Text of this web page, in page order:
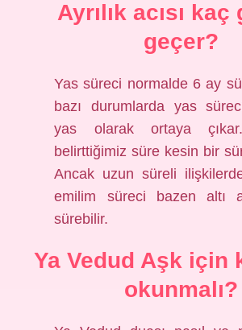
Ayrılık acısı
geçer?
Yas süreci normalde 6 ay
bazı durumlarda yas
yas olarak ortaya
belirttiğimiz süre kesin bir
Ancak uzun süreli
emilim süreci bazen altı
sürebilir.
Ya Vedud Aşk için
okunmalı?